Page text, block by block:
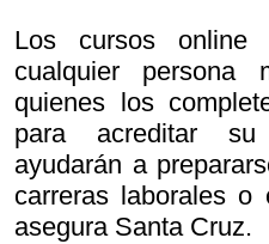
Los cursos online
cualquier
quienes los
para acreditar su
ayudarán a
carreras laborales o
asegura Santa Cruz.